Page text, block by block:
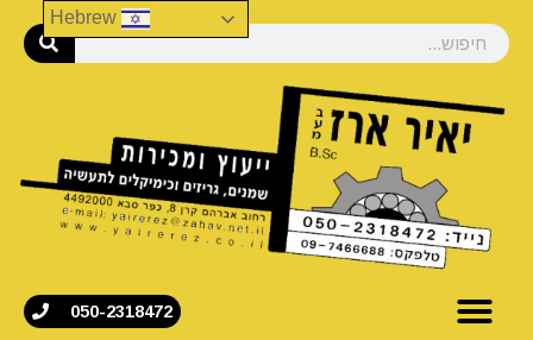
050-2318472
Hebrew